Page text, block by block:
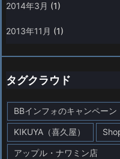
2014年3月 (1)
2013年11月 (1)
タグクラウド
BBインフォのキャンペーン
KIKUYA（喜久屋）
アップル・ナワミン店